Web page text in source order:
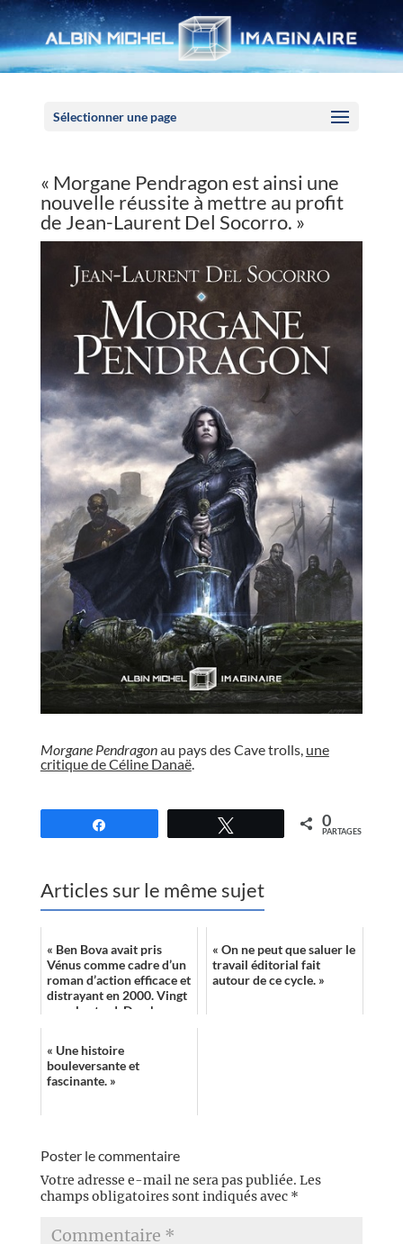
Sélectionner une page
« Morgane Pendragon est ainsi une
nouvelle réussite à mettre au profit
de Jean-Laurent Del Socorro. »
Morgane Pendragonau pays des Cave trolls, une
critique de Céline Danaë.
0
PARTAGES
Articles sur le même sujet
« Ben Bova avait pris
Vénus comme cadre d’un
roman d’action efficace et
distrayant en 2000. Vingt
ans plus tard, Derek
« On ne peut que saluer le
travail éditorial fait
autour de ce cycle. »
« Une histoire
bouleversante et
fascinante. »
Poster le commentaire
Votre adresse e-mail ne sera pas publiée. Les
champs obligatoires sont indiqués avec *
Panneau de gestion des cookies